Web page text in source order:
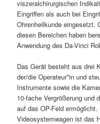
viszeralchirurgischen
Eingriffen als auch bei
Ohrenheilkunde eingesetzt.
diesen Bereichen haben
Anwendung des Da-Vinci
Das Gerät besteht aus drei
der/die Operateur*in und
Instrumente sowie die
10-fache Vergrößerung und
auf das OP-Feld ermöglicht.
Videosystemwagen ist das